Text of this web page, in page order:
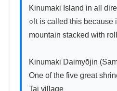
Kinumaki Island in all
○It is called this because
mountain stacked with
Kinumaki Daimyōjin
One of the five great
Tai village